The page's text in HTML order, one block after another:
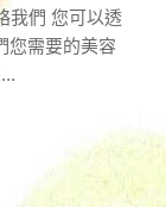
我們 您可以透
您需要的美容